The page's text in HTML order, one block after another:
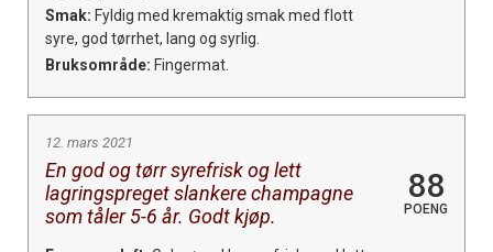
Smak: Fyldig med kremaktig smak med flott
syre, god tørrhet, lang og syrlig.
Bruksområde: Fingermat.
12. mars 2021
En god og tørr syrefrisk og lett
lagringspreget slankere champagne
som tåler 5-6 år. Godt kjøp.
88
POENG